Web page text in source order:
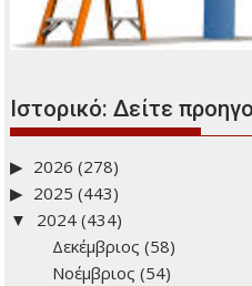
Ιστορικό: Δείτε
2026 (278)
2025 (443)
2024 (434)
Δεκέμβριος (58)
Νοέμβριος (54)